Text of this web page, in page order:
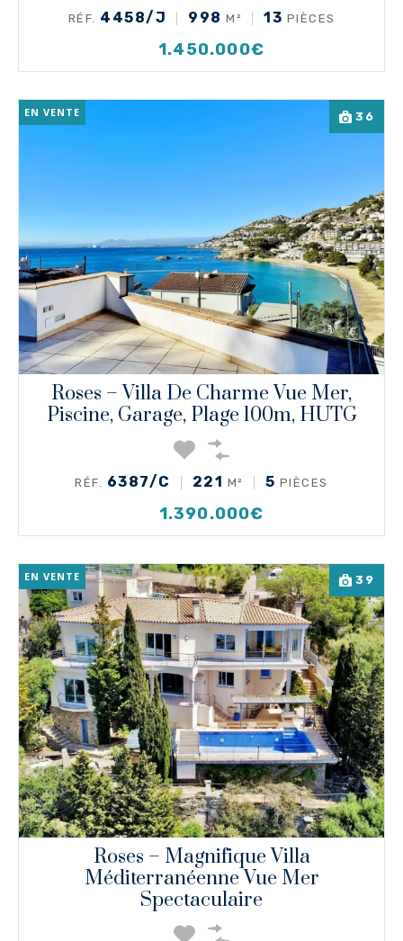
RÉF. 4458/J 998 M² 13 PIÈCES
1.450.000€
36
EN VENTE
Roses – Villa De Charme Vue Mer,
Piscine, Garage, Plage 100m, HUTG
RÉF. 6387/C 221 M² 5 PIÈCES
1.390.000€
39
EN VENTE
Roses – Magnifique Villa
Méditerranéenne Vue Mer
Spectaculaire